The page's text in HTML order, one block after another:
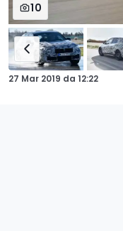
10
27 Mar 2019 da 12:22